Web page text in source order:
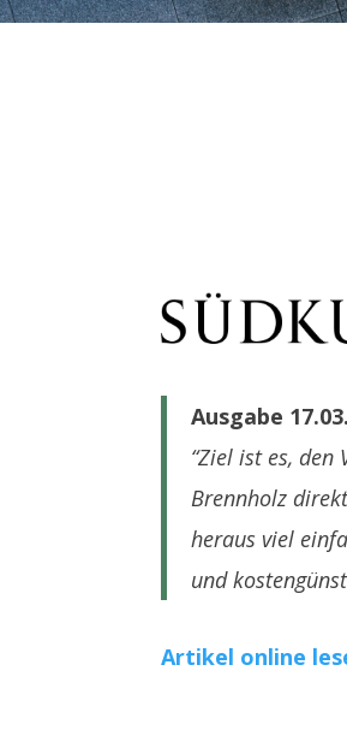
Ausgabe
“Ziel ist es, den
Brennholz
heraus viel
und
Artikel online